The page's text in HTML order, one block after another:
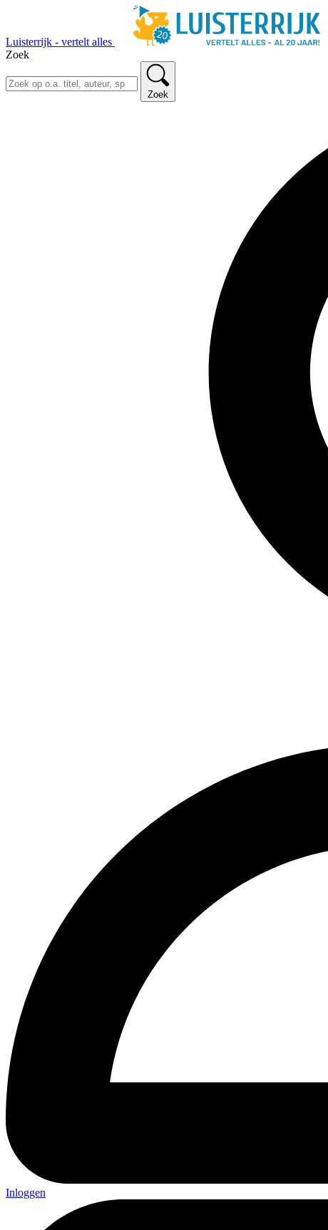
Luisterrijk - vertelt alles
Zoek
Zoek
Inloggen